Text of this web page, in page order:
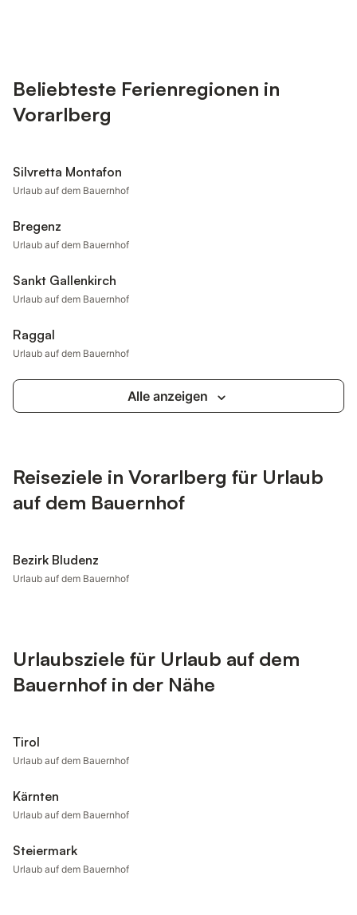
Beliebteste Ferienregionen in
Vorarlberg
Silvretta Montafon
Urlaub auf dem Bauernhof
Bregenz
Urlaub auf dem Bauernhof
Sankt Gallenkirch
Urlaub auf dem Bauernhof
Raggal
Urlaub auf dem Bauernhof
Alle anzeigen
Reiseziele in Vorarlberg für Urlaub
auf dem Bauernhof
Bezirk Bludenz
Urlaub auf dem Bauernhof
Urlaubsziele für Urlaub auf dem
Bauernhof in der Nähe
Tirol
Urlaub auf dem Bauernhof
Kärnten
Urlaub auf dem Bauernhof
Steiermark
Urlaub auf dem Bauernhof